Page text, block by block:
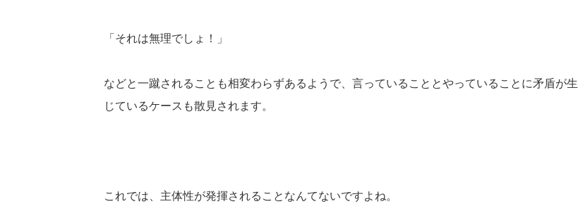
「それは無理でしょ！」
などと一蹴されることも相変わらずあるようで、言っていることとやっていることに矛盾が生
じているケースも散見されます。
これでは、主体性が発揮されることなんてないですよね。